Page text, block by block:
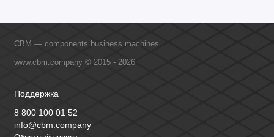
CBM — components business machines
www.cbm.company © 2015 - 2026
Поддержка
8 800 100 01 52
info@cbm.company